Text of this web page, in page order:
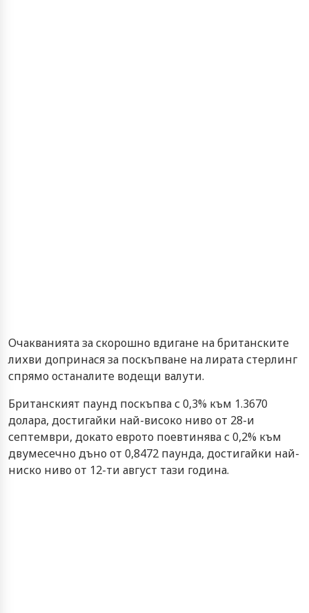
Очакванията за скорошно вдигане на британските
лихви допринася за поскъпване на лирата стерлинг
спрямо останалите водещи валути.
Британският паунд поскъпва с 0,3% към 1.3670
долара, достигайки най-високо ниво от 28-и
септември, докато еврото поевтинява с 0,2% към
двумесечно дъно от 0,8472 паунда, достигайки най-
ниско ниво от 12-ти август тази година.